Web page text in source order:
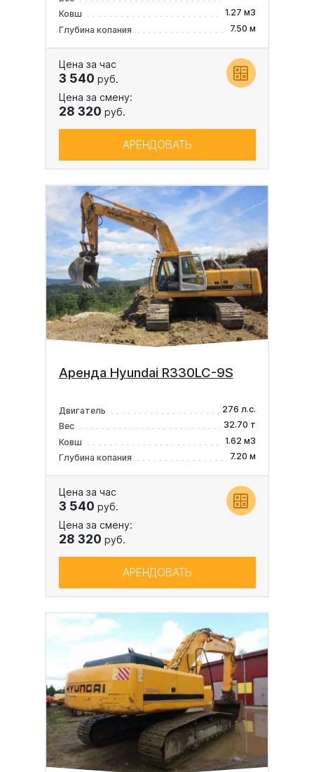
Ковш
1.27 м3
Глубина копания
7.50 м
Цена за час
3 540 руб.
Цена за смену:
28 320 руб.
АРЕНДОВАТЬ
Аренда Hyundai R330LC-9S
Двигатель
276 л.с.
Вес
32.70 т
Ковш
1.62 м3
Глубина копания
7.20 м
Цена за час
3 540 руб.
Цена за смену:
28 320 руб.
АРЕНДОВАТЬ